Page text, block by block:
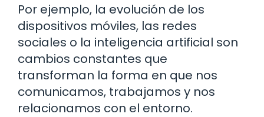
Por ejemplo, la evolución de los
dispositivos móviles, las redes
sociales o la inteligencia artificial son
cambios constantes que
transforman la forma en que nos
comunicamos, trabajamos y nos
relacionamos con el entorno.